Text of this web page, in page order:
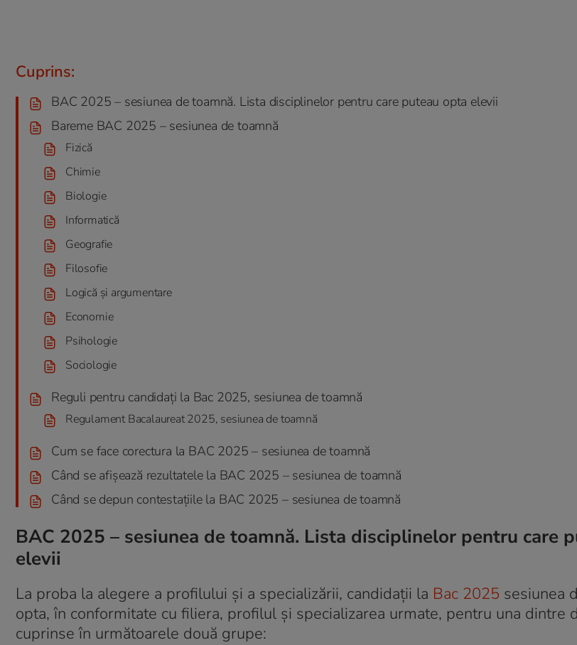
Cuprins:
BAC 2025 – sesiunea de toamnă. Lista disciplinelor pentru care puteau opta elevii
Bareme BAC 2025 – sesiunea de toamnă
Fizică
Chimie
Biologie
Informatică
Geografie
Filosofie
Logică și argumentare
Economie
Psihologie
Sociologie
Reguli pentru candidați la Bac 2025, sesiunea de toamnă
Regulament Bacalaureat 2025, sesiunea de toamnă
Cum se face corectura la BAC 2025 – sesiunea de toamnă
Când se afişează rezultatele la BAC 2025 – sesiunea de toamnă
Când se depun contestaţiile la BAC 2025 – sesiunea de toamnă
BAC 2025 – sesiunea de toamnă. Lista disciplinelor pentru care
elevii
La proba la alegere a profilului şi a specializării, candidații la Bac 2025 sesiunea
opta, în conformitate cu filiera, profilul şi specializarea urmate, pentru una dintre
cuprinse în următoarele două grupe: